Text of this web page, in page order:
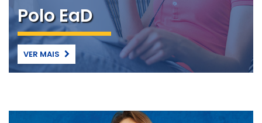
Polo EaD
VER MAIS